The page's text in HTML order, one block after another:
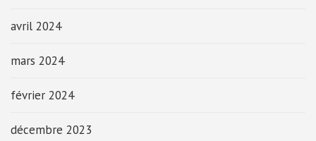
avril 2024
mars 2024
février 2024
décembre 2023